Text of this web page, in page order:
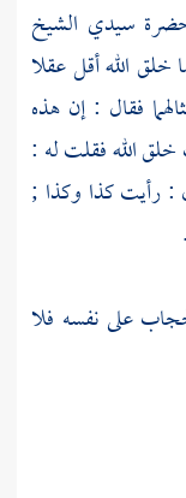
سيدي الشيخ
خلق الله أقل عقلا
فقال : إن هذه
خلق الله فقلت له :
كذا وكذا ;
على نفسه فلا